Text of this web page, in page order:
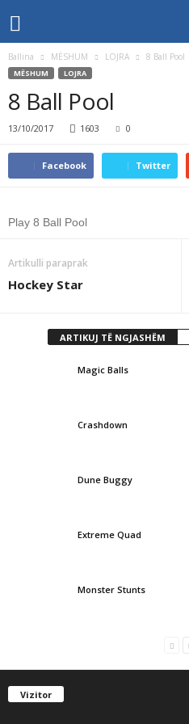
Ballina MËSHUM LOJRA 8 Ball Pool
MËSHUM LOJRA
8 Ball Pool
13/10/2017 1603 0
Facebook Twitter
Play 8 Ball Pool
Artikulli paraprak
Hockey Star
ARTIKUJ TË NGJASHËM
Magic Balls
Crashdown
Dune Buggy
Extreme Quad
Monster Stunts
Vizitor